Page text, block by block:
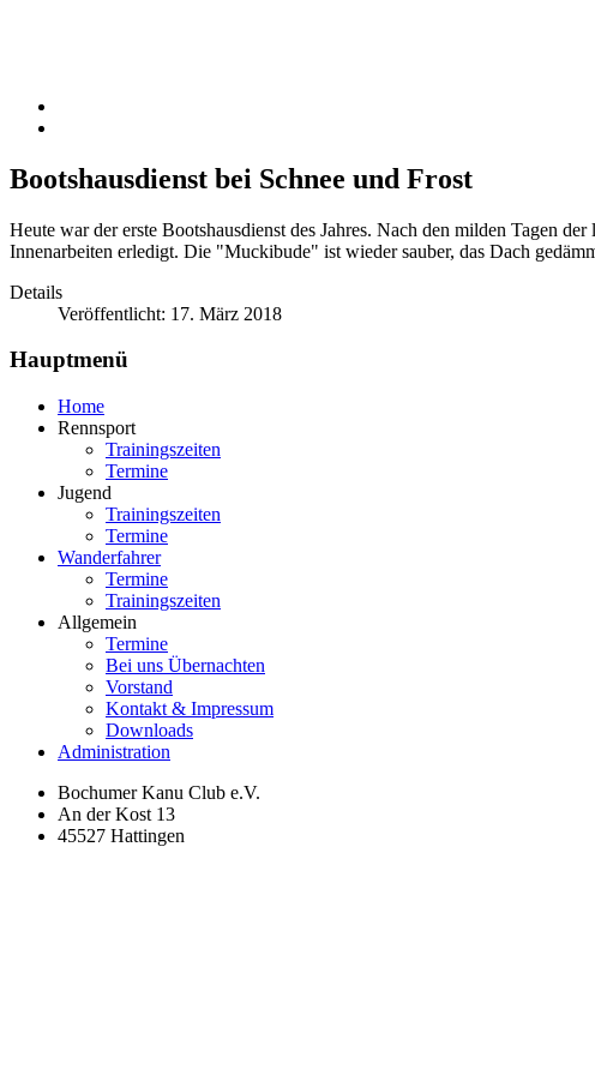
Bootshausdienst bei Schnee und Frost
Heute war der erste Bootshausdienst des Jahres. Nach den milden Tagen
Innenarbeiten erledigt. Die "Muckibude" ist wieder sauber, das Dach
Details
Veröffentlicht: 17. März 2018
Hauptmenü
Home
Rennsport
Trainingszeiten
Termine
Jugend
Trainingszeiten
Termine
Wanderfahrer
Termine
Trainingszeiten
Allgemein
Termine
Bei uns Übernachten
Vorstand
Kontakt & Impressum
Downloads
Administration
Bochumer Kanu Club e.V.
An der Kost 13
45527 Hattingen